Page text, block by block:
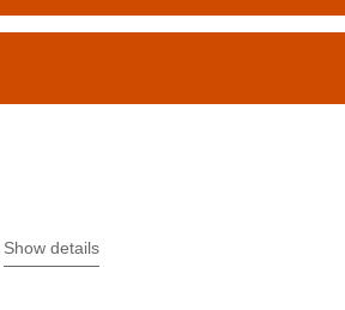
Show details